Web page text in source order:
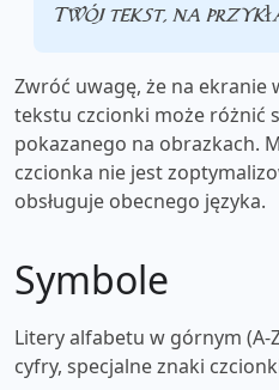
Twój tekst, na
Zwróć uwagę, że na
tekstu czcionki może różnić
pokazanego na obrazkach.
czcionka nie jest
obsługuje obecnego języka.
Symbole
Litery alfabetu w górnym (A-
cyfry, specjalne znaki